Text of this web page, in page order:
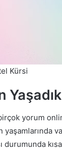
Kürsi
yorum
durumunda